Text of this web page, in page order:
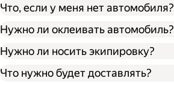
Что, если у меня нет автомобиля?
Нужно ли оклеивать автомобиль?
Нужно ли носить экипировку?
Что нужно будет доставлять?